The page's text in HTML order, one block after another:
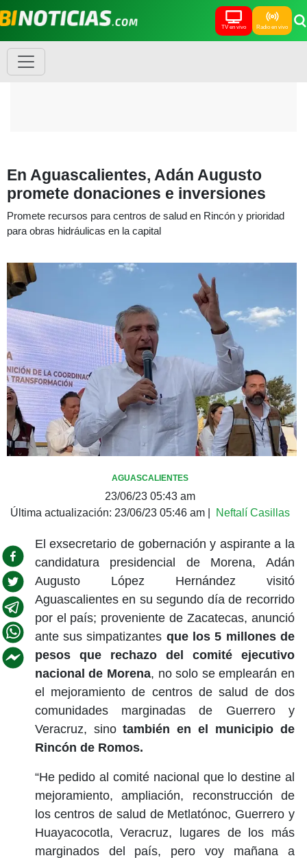
TV en vivo Radio en vivo
En Aguascalientes, Adán Augusto
promete donaciones e inversiones
Promete recursos para centros de salud en Rincón y prioridad
para obras hidráulicas en la capital
AGUASCALIENTES
23/06/23 05:43 am
Última actualización: 23/06/23 05:46 am Neftalí Casillas
El exsecretario de gobernación y aspirante a la
candidatura presidencial de Morena, Adán
Augusto López Hernández visitó
Aguascalientes en su segundo día de recorrido
por el país; proveniente de Zacatecas, anunció
ante sus simpatizantes que los 5 millones de
pesos que rechazo del comité ejecutivo
nacional de Morena, no solo se emplearán en
el mejoramiento de centros de salud de dos
comunidades marginadas de Guerrero y
Veracruz, sinotambién en el municipio de
Rincón de Romos.
“He pedido al comité nacional que lo destine al
mejoramiento, ampliación, reconstrucción de
los centros de salud de Metlatónoc, Guerrero y
Huayacocotla, Veracruz, lugares de los más
marginados del país, pero voy mañana a